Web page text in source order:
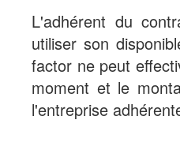
L'adhérent du
utiliser son
factor ne peut
moment et le
l'entreprise